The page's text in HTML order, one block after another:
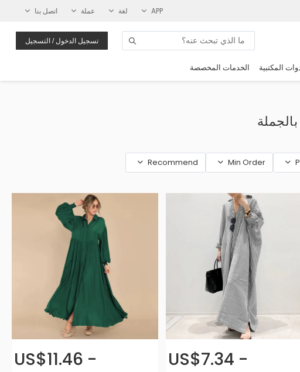
APP لغة عملة اتصل بنا
تسجيل الدخول / التسجيل
المكتبية الخدمات المخصصة
Min Order
Recommend
US$7.34 -
US$11.46 -